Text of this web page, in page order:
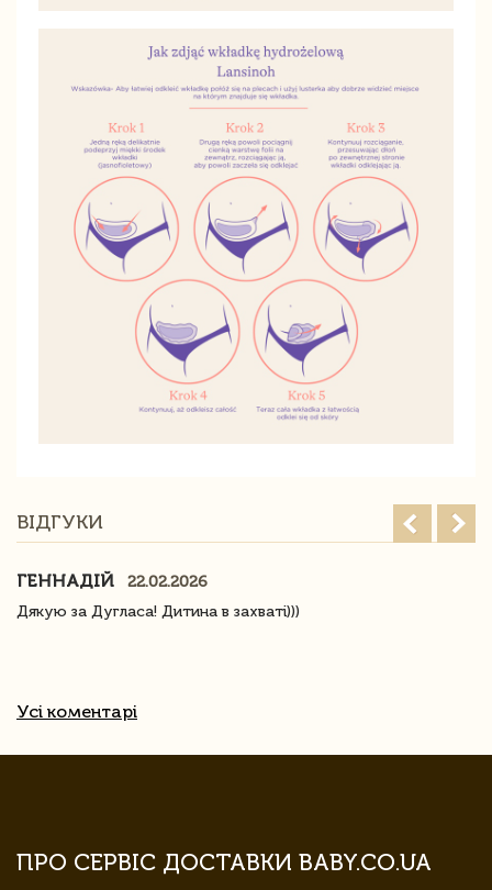
ВІДГУКИ
ГЕННАДІЙ
22.02.2026
Дякую за Дугласа! Дитина в захваті)))
Усі коментарі
ПРО СЕРВІС ДОСТАВКИ BABY.CO.UA